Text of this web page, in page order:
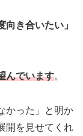
向き合いたい」
んでいます。
かった」と明か
開を見せてくれ